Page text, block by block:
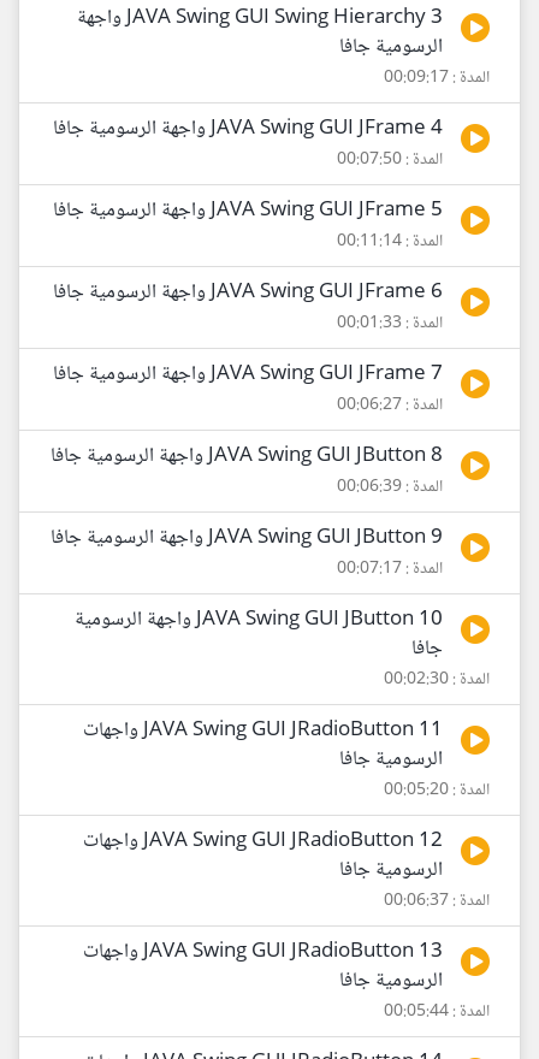
3 JAVA Swing GUI Swing Hierarchy واجهة
الرسومية جافا
المدة : 00:09:17
4 JAVA Swing GUI JFrame واجهة الرسومية جافا
المدة : 00:07:50
5 JAVA Swing GUI JFrame واجهة الرسومية جافا
المدة : 00:11:14
6 JAVA Swing GUI JFrame واجهة الرسومية جافا
المدة : 00:01:33
7 JAVA Swing GUI JFrame واجهة الرسومية جافا
المدة : 00:06:27
8 JAVA Swing GUI JButton واجهة الرسومية جافا
المدة : 00:06:39
9 JAVA Swing GUI JButton واجهة الرسومية جافا
المدة : 00:07:17
10 JAVA Swing GUI JButton واجهة الرسومية
جافا
المدة : 00:02:30
11 JAVA Swing GUI JRadioButton واجهات
الرسومية جافا
المدة : 00:05:20
12 JAVA Swing GUI JRadioButton واجهات
الرسومية جافا
المدة : 00:06:37
13 JAVA Swing GUI JRadioButton واجهات
الرسومية جافا
المدة : 00:05:44